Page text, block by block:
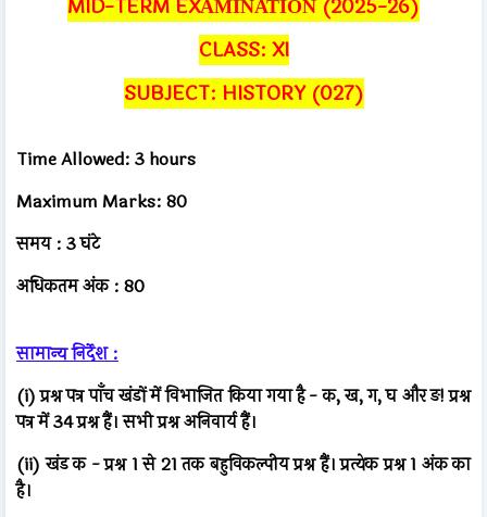
MID-TERM EXΑΜΙΝΑΤΙΟΝ (2025-26)
CLASS: XI
SUBJECT: HISTORY (027)
Time Allowed: 3 hours
Maximum Marks: 80
समय : 3 घंटे
अधिकतम अंक : 80
सामान्य निर्देश :
(i) प्रश्न पत्र पाँच खंडों में विभाजित किया गया है - क, ख, ग, घ और ङ! प्रश्न
पत्र में 34 प्रश्न हैं। सभी प्रश्न अनिवार्य हैं।
(ii) खंड क - प्रश्न 1 से 21 तक बहुविकल्पीय प्रश्न हैं। प्रत्येक प्रश्न 1 अंक का
है।